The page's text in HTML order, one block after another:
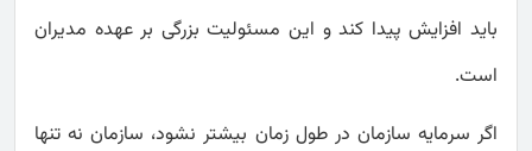
باید افزایش پیدا کند و این مسئولیت بزرگی بر عهده مدیران
است.
اگر سرمایه سازمان در طول زمان بیشتر نشود، سازمان نه تنها